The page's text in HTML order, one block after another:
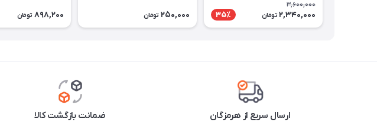
3,600,000
2,340,000 تومان 35٪ 250,000 تومان 898,200 تومان
ارسال سریع از هرمزگان ضمانت بازگشت کالا